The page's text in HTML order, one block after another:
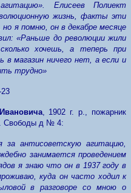
Елисеев Полиект
жизнь, факты эти
я помню, он в декабре месяце
«Раньше до революции жили
хочешь, а теперь при
в магазин ничего нет, а если и
трудно»
, 1902 г. р., пожарник
Свободы д № 4:
за антисоветскую агитацию,
занимается проведением
я знаю что он в 1937 году в
куда он часто ходил к
в разговоре со мною о